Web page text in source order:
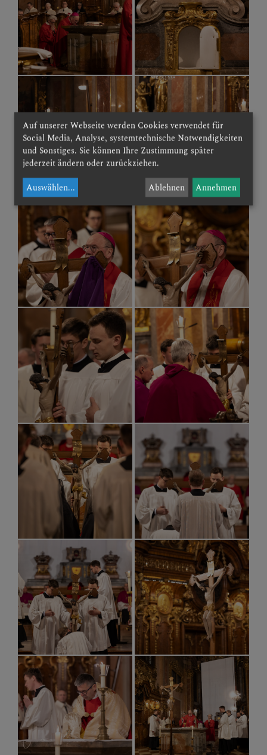
Auf unserer Webseite werden Cookies verwendet für
Social Media, Analyse, systemtechnische Notwendigkeiten
und Sonstiges. Sie können Ihre Zustimmung später
jederzeit ändern oder zurückziehen.
Auswählen... Ablehnen Annehmen